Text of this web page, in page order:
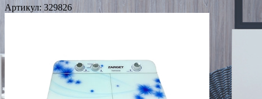
Артикул: 329826